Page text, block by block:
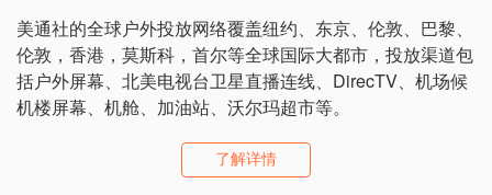
美通社的全球户外投放网络覆盖纽约、东京、伦敦、巴黎、
伦敦，香港，莫斯科，首尔等全球国际大都市，投放渠道包
括户外屏幕、北美电视台卫星直播连线、DirecTV、机场候
机楼屏幕、机舱、加油站、沃尔玛超市等。
了解详情